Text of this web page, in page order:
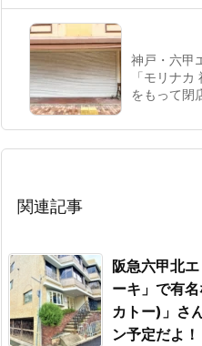
神戸・六甲
「モリナ
をもって閉
関連記事
阪急六甲北
ーキ」で有
カトー)」さ
ン予定だよ